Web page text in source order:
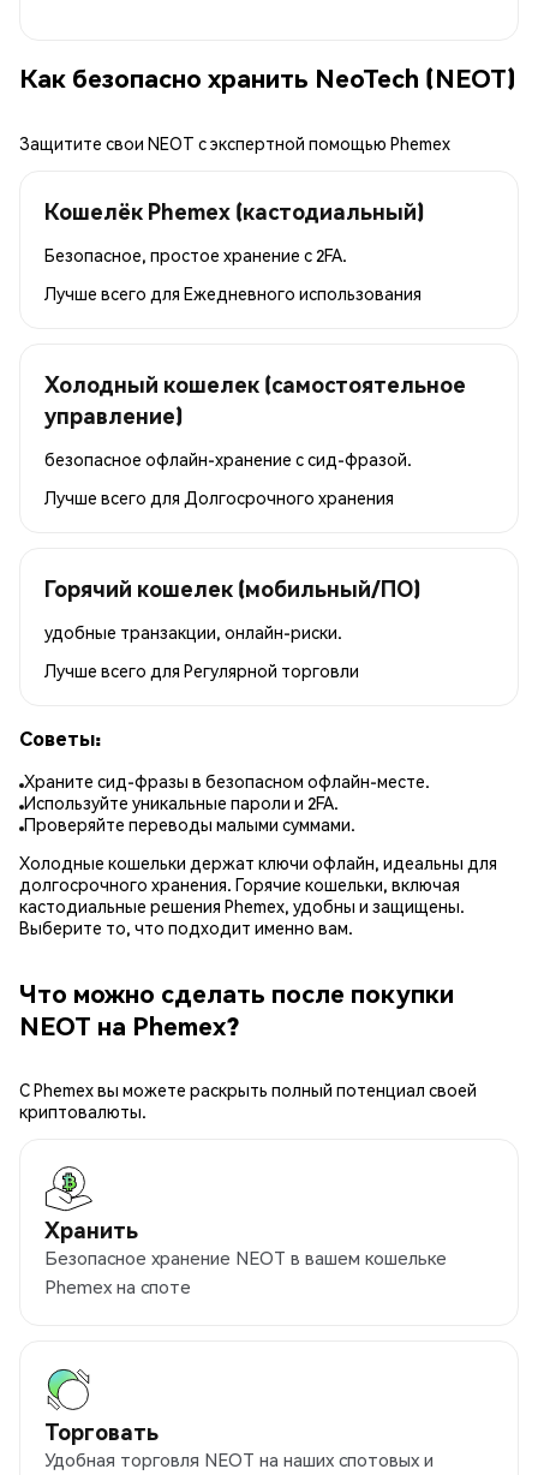
Как безопасно хранить NeoTech (NEOT)
Защитите свои NEOT с экспертной помощью Phemex
Кошелёк Phemex (кастодиальный)
Безопасное, простое хранение с 2FA.
Лучше всего для Ежедневного использования
Холодный кошелек (самостоятельное
управление)
безопасное офлайн-хранение с сид-фразой.
Лучше всего для Долгосрочного хранения
Горячий кошелек (мобильный/ПО)
удобные транзакции, онлайн-риски.
Лучше всего для Регулярной торговли
Советы:
Храните сид-фразы в безопасном офлайн-месте.
Используйте уникальные пароли и 2FA.
Проверяйте переводы малыми суммами.
Холодные кошельки держат ключи офлайн, идеальны для
долгосрочного хранения. Горячие кошельки, включая
кастодиальные решения Phemex, удобны и защищены.
Выберите то, что подходит именно вам.
Что можно сделать после покупки
NEOT на Phemex?
С Phemex вы можете раскрыть полный потенциал своей
криптовалюты.
Хранить
Безопасное хранение NEOT в вашем кошельке
Phemex на споте
Торговать
Удобная торговля NEOT на наших спотовых и